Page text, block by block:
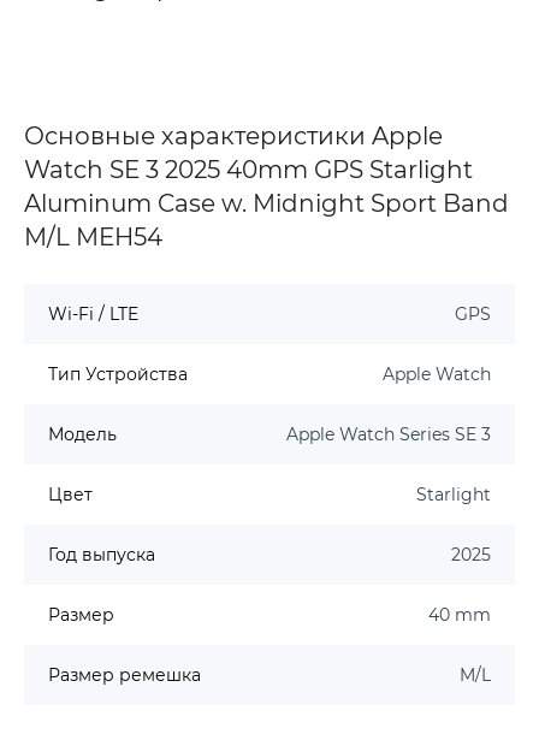
Основные характеристики Apple
Watch SE 3 2025 40mm GPS Starlight
Aluminum Case w. Midnight Sport Band
M/L MEH54
Wi-Fi / LTE GPS
Тип Устройства Apple Watch
Модель Apple Watch Series SE 3
Цвет Starlight
Год выпуска 2025
Размер 40 mm
Размер ремешка M/L